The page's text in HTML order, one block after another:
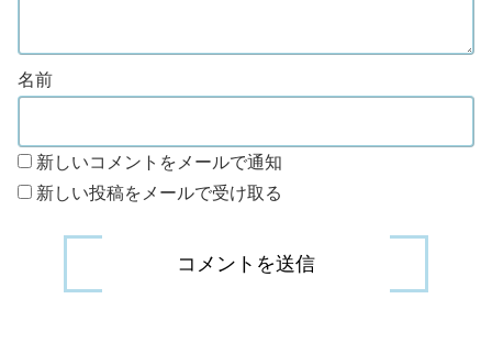
名前
新しいコメントをメールで通知
新しい投稿をメールで受け取る